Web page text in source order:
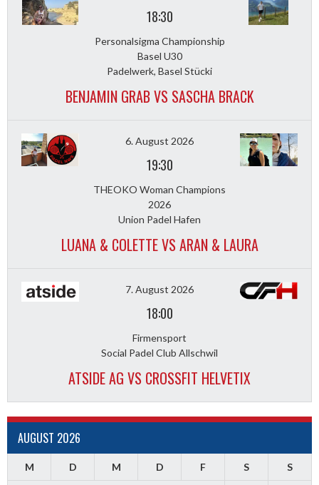
18:30
Personalsigma Championship
Basel U30
Padelwerk, Basel Stücki
BENJAMIN GRAB VS SASCHA BRACK
6. August 2026
19:30
THEOKO Woman Champions
2026
Union Padel Hafen
LUANA & COLETTE VS ARAN & LAURA
7. August 2026
18:00
Firmensport
Social Padel Club Allschwil
ATSIDE AG VS CROSSFIT HELVETIX
AUGUST 2026
M D M D F S S